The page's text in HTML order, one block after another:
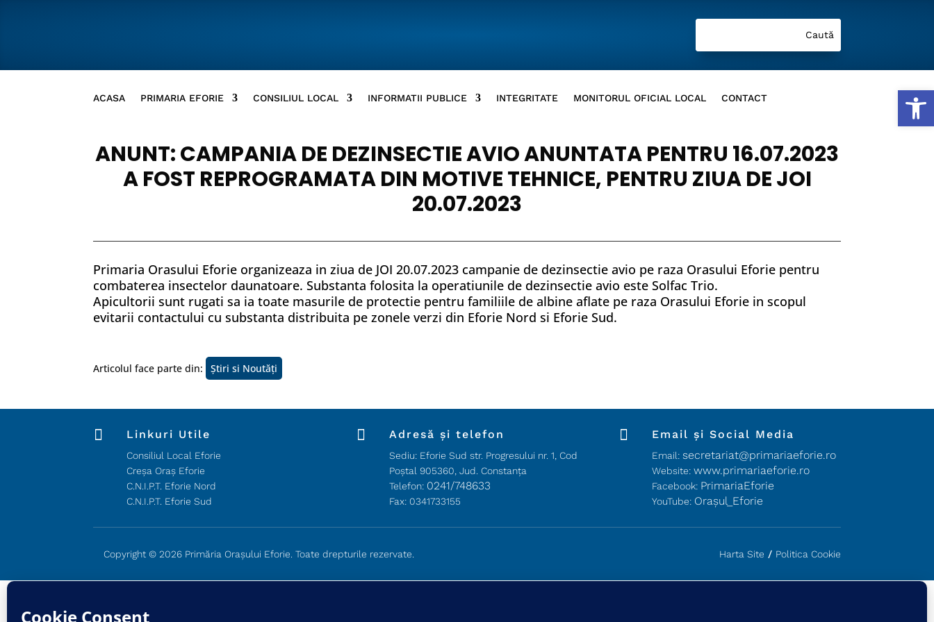
ACASA PRIMARIA EFORIE CONSILIUL LOCAL INFORMATII PUBLICE INTEGRITATE MONITORUL OFICIAL LOCAL CONTACT
ANUNT: CAMPANIA DE DEZINSECTIE AVIO ANUNTATA PENTRU 16.07.2023
A FOST REPROGRAMATA DIN MOTIVE TEHNICE, PENTRU ZIUA DE JOI
20.07.2023
Primaria Orasului Eforie organizeaza in ziua de JOI 20.07.2023 campanie de dezinsectie avio pe raza Orasului Eforie pentru
combaterea insectelor daunatoare. Substanta folosita la operatiunile de dezinsectie avio este Solfac Trio.
Apicultorii sunt rugati sa ia toate masurile de protectie pentru familiile de albine aflate pe raza Orasului Eforie in scopul
evitarii contactului cu substanta distribuita pe zonele verzi din Eforie Nord si Eforie Sud.
Articolul face parte din: Știri si Noutăți
 Linkuri Utile
Consiliul Local Eforie
Creșa Oraș Eforie
C.N.I.P.T. Eforie Nord
C.N.I.P.T. Eforie Sud
 Adresă și telefon
Sediu: Eforie Sud str. Progresului nr. 1, Cod
Poştal 905360, Jud. Constanţa
Telefon: 0241/748633
Fax: 0341733155
 Email și Social Media
Email:secretariat@primariaeforie.ro
Website:www.primariaeforie.ro
Facebook: PrimariaEforie
YouTube: Oraşul_Eforie
Copyright © 2026 Primăria Orașului Eforie. Toate drepturile rezervate. Harta Site / Politica Cookie